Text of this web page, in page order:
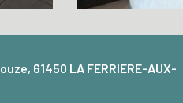
61450 LA FERRIERE-AUX-